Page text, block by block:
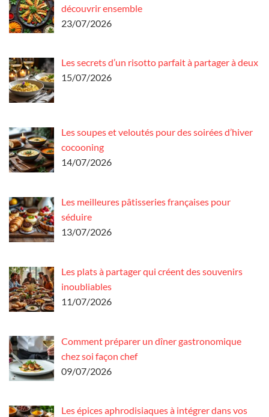
découvrir ensemble
23/07/2026
Les secrets d’un risotto parfait à partager à deux
15/07/2026
Les soupes et veloutés pour des soirées d’hiver
cocooning
14/07/2026
Les meilleures pâtisseries françaises pour
séduire
13/07/2026
Les plats à partager qui créent des souvenirs
inoubliables
11/07/2026
Comment préparer un dîner gastronomique
chez soi façon chef
09/07/2026
Les épices aphrodisiaques à intégrer dans vos